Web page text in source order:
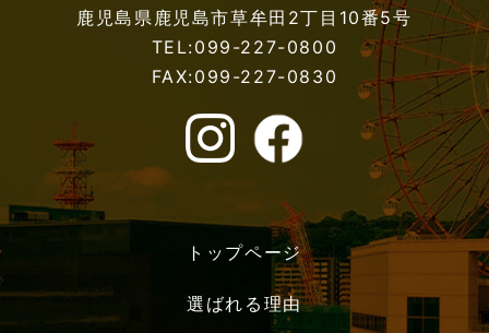
鹿児島県鹿児島市草牟田2丁目10番5号
TEL:099-227-0800
FAX:099-227-0830
トップページ
選ばれる理由